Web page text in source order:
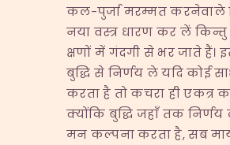
कल-पुर्जा मरम्मत करनेवाले
नया वस्त्र धारण कर लें
क्षणों में गंदगी से भर जाते हैं।
बुद्धि से निर्णय ले यदि कोई
करता है तो कचरा ही एकत्र
क्योंकि बुद्धि जहाँ तक निर्णय
मन कल्पना करता है, सब